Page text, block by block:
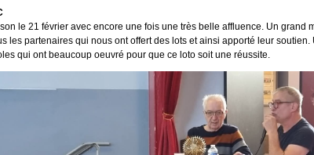
le 21 février avec encore une fois une très belle affluence. Un grand
les partenaires qui nous ont offert des lots et ainsi apporté leur soutien.
qui ont beaucoup oeuvré pour que ce loto soit une réussite.